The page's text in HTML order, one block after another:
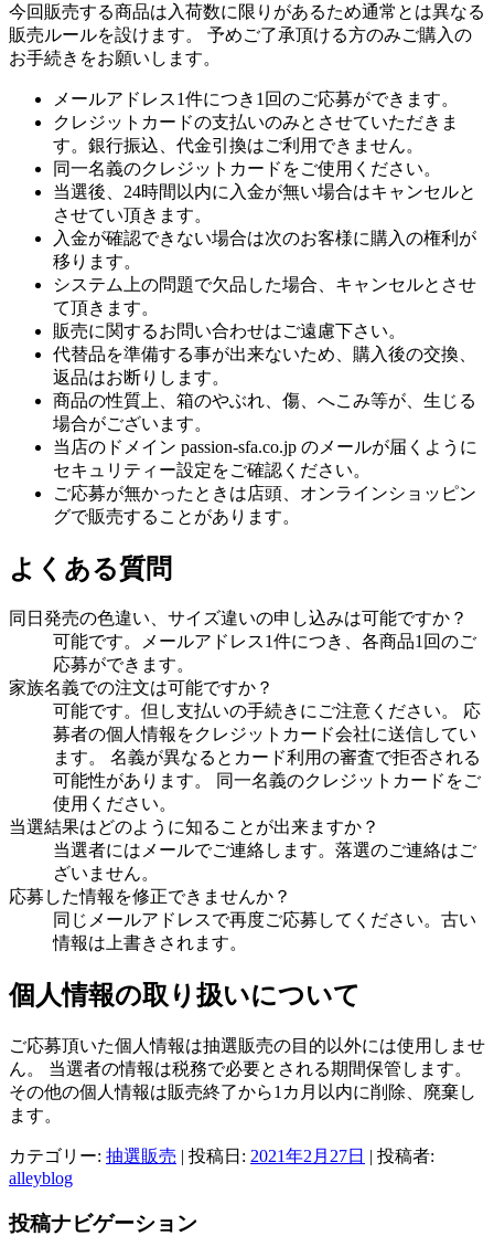
今回販売する商品は入荷数に限りがあるため通常とは異なる
販売ルールを設けます。 予めご了承頂ける方のみご購入の
お手続きをお願いします。
メールアドレス1件につき1回のご応募ができます。
クレジットカードの支払いのみとさせていただきま
す。銀行振込、代金引換はご利用できません。
同一名義のクレジットカードをご使用ください。
当選後、24時間以内に入金が無い場合はキャンセルと
させてい頂きます。
入金が確認できない場合は次のお客様に購入の権利が
移ります。
システム上の問題で欠品した場合、キャンセルとさせ
て頂きます。
販売に関するお問い合わせはご遠慮下さい。
代替品を準備する事が出来ないため、購入後の交換、
返品はお断りします。
商品の性質上、箱のやぶれ、傷、へこみ等が、生じる
場合がございます。
当店のドメイン passion-sfa.co.jp のメールが届くように
セキュリティー設定をご確認ください。
ご応募が無かったときは店頭、オンラインショッピン
グで販売することがあります。
よくある質問
同日発売の色違い、サイズ違いの申し込みは可能ですか？
可能です。メールアドレス1件につき、各商品1回のご
応募ができます。
家族名義での注文は可能ですか？
可能です。但し支払いの手続きにご注意ください。 応
募者の個人情報をクレジットカード会社に送信してい
ます。 名義が異なるとカード利用の審査で拒否される
可能性があります。 同一名義のクレジットカードをご
使用ください。
当選結果はどのように知ることが出来ますか？
当選者にはメールでご連絡します。落選のご連絡はご
ざいません。
応募した情報を修正できませんか？
同じメールアドレスで再度ご応募してください。古い
情報は上書きされます。
個人情報の取り扱いについて
ご応募頂いた個人情報は抽選販売の目的以外には使用しませ
ん。 当選者の情報は税務で必要とされる期間保管します。
その他の個人情報は販売終了から1カ月以内に削除、廃棄し
ます。
カテゴリー: 抽選販売 | 投稿日: 2021年2月27日 | 投稿者:
alleyblog
投稿ナビゲーション